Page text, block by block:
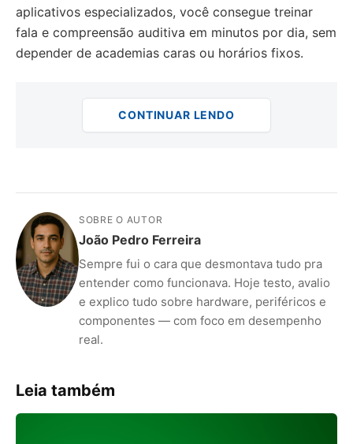
aplicativos especializados, você consegue treinar
fala e compreensão auditiva em minutos por dia, sem
depender de academias caras ou horários fixos.
CONTINUAR LENDO
ANÚNCIOS
SOBRE O AUTOR
João Pedro Ferreira
Sempre fui o cara que desmontava tudo pra
entender como funcionava. Hoje testo, avalio
e explico tudo sobre hardware, periféricos e
componentes — com foco em desempenho
real.
Leia também